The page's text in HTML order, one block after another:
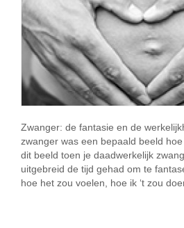
Zwanger: de fantasie en de
zwanger was een bepaald beeld
dit beeld toen je daadwerkelijk
uitgebreid de tijd gehad om te
hoe het zou voelen, hoe ik ‘t zou